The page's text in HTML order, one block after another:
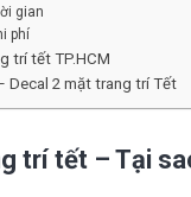
gian
phí
trí tết TP.HCM
Decal 2 mặt trang trí Tết
trí tết – Tại